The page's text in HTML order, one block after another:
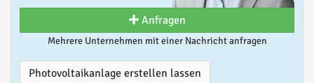
Anfragen
Mehrere Unternehmen mit einer Nachricht anfragen
Photovoltaikanlage erstellen lassen